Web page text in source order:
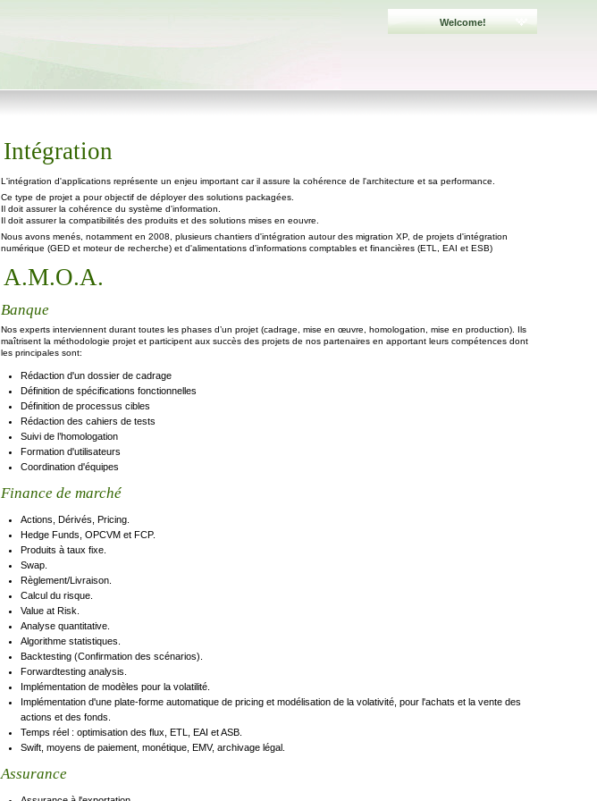
Welcome!
Intégration
L'intégration d'applications représente un enjeu important car il assure la cohérence de l'architecture et sa performance.
Ce type de projet a pour objectif de déployer des solutions packagées.
Il doit assurer la cohérence du système d'information.
Il doit assurer la compatibilités des produits et des solutions mises en eouvre.
Nous avons menés, notamment en 2008, plusieurs chantiers d'intégration autour des migration XP, de projets d'intégration
numérique (GED et moteur de recherche) et d'alimentations d'informations comptables et financières (ETL, EAI et ESB)
A.M.O.A.
Banque
Nos experts interviennent durant toutes les phases d’un projet (cadrage, mise en œuvre, homologation, mise en production). Ils
maîtrisent la méthodologie projet et participent aux succès des projets de nos partenaires en apportant leurs compétences dont
les principales sont:
Rédaction d'un dossier de cadrage
Définition de spécifications fonctionnelles
Définition de processus cibles
Rédaction des cahiers de tests
Suivi de l’homologation
Formation d'utilisateurs
Coordination d'équipes
Finance de marché
Actions, Dérivés, Pricing.
Hedge Funds, OPCVM et FCP.
Produits à taux fixe.
Swap.
Règlement/Livraison.
Calcul du risque.
Value at Risk.
Analyse quantitative.
Algorithme statistiques.
Backtesting (Confirmation des scénarios).
Forwardtesting analysis.
Implémentation de modèles pour la volatilité.
Implémentation d'une plate-forme automatique de pricing et modélisation de la volativité, pour l'achats et la vente des
actions et des fonds.
Temps réel : optimisation des flux, ETL, EAI et ASB.
Swift, moyens de paiement, monétique, EMV, archivage légal.
Assurance